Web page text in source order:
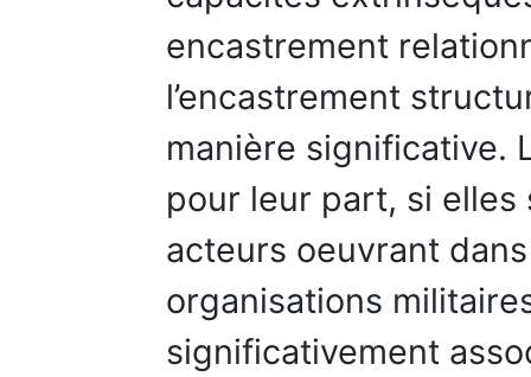
encastrement
l’encastrement
manière significative.
pour leur part, si
acteurs oeuvrant
organisations
significativement